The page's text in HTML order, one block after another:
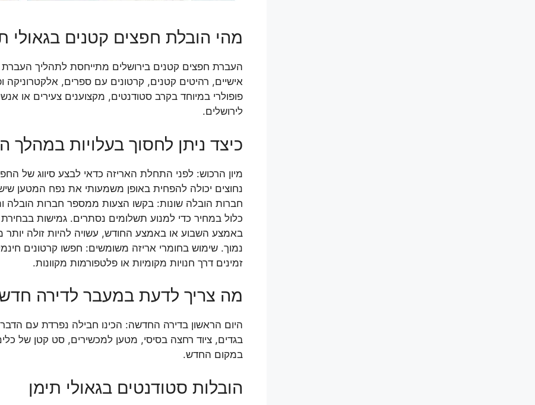
מהי הובלת חפצים קטנים בגאולי
העברת חפצים קטנים בירושלים מתייחסת לתהליך העברת
אישיים, רהיטים קטנים, קרטונים עם ספרים, אלקטרוניקה
פופולרי במיוחד בקרב סטודנטים, מקצוענים צעירים או
לירושלים.
כיצד ניתן לחסוך בעלויות במהלך
מיון הרכוש: לפני התחלת האריזה כדאי לבצע סיווג של
נחוצים יכולה להפחית באופן משמעותי את נפח המטען
חברות הובלה שונות: בקשו הצעות ממספר חברות הובלה
כלול במחיר כדי למנוע תשלומים נסתרים. גמישות
באמצע השבוע או באמצע החודש, עשויה להיות זולה
נמוך. שימוש בחומרי אריזה משומשים: חפשו קרטונים
זמינים דרך חנויות מקומיות או פלטפורמות מקוונות.
מה צריך לדעת במעבר לדירה
היום הראשון בדירה החדשה: הכינו חבילה נפרדת עם
בגדים, ציוד רחצה בסיסי, מטען למכשירים, סט קטן של
במקום החדש.
הובלות סטודנטים בגאולי תימן